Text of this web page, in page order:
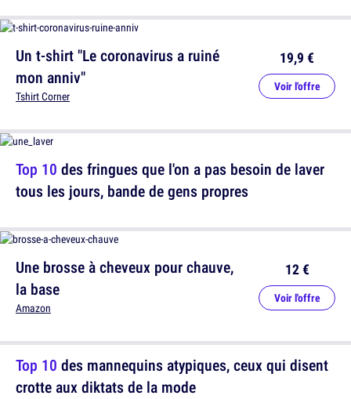
Top 10 des fringues que l'on a pas besoin de laver
tous les jours, bande de gens propres
Top 10 des mannequins atypiques, ceux qui disent
crotte aux diktats de la mode
Un t-shirt "Le coronavirus a ruiné
mon anniv"
Tshirt Corner
19,9 €
Voir l'offre
Une brosse à cheveux pour chauve,
la base
Amazon
12 €
Voir l'offre